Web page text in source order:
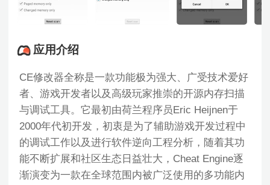
应用介绍
CE修改器全称是一款功能极为强大、广受技术爱好
者、游戏开发者以及高级玩家推崇的开源内存扫描
与调试工具。它最初由荷兰程序员Eric Heijnen于
2000年代初开发，初衷是为了辅助游戏开发过程中
的调试工作以及进行软件逆向工程分析，随着其功
能不断扩展和社区生态日益壮大，Cheat Engine逐
渐演变为一款在全球范围内被广泛使用的多功能内